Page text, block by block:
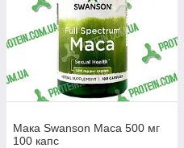
Мака Swanson Maca 500 мг
100 капс